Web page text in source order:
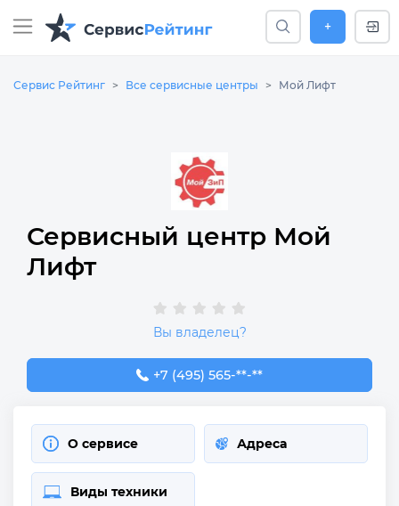
+
Сервис Рейтинг Все сервисные центры Мой Лифт
Сервисный центр Мой
Лифт
Вы владелец?
+7 (495) 565-37-72
+7 (495) 565-**-**
О сервисе Адреса
Виды техники